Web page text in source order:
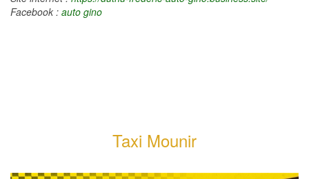
Facebook : auto gino
Taxi Mounir